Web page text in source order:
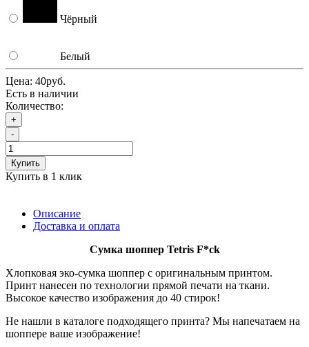
Чёрный
Белый
Цена: 40руб.
Есть в наличии
Количество:
+
-
Купить
Купить в 1 клик
Описание
Доставка и оплата
Сумка шоппер Tetris F*ck
Хлопковая эко-сумка шоппер с оригинальным принтом.
Принт нанесен по технологии прямой печати на ткани.
Высокое качество изображения до 40 стирок!
Не нашли в каталоге подходящего принта? Мы напечатаем на
шоппере ваше изображение!